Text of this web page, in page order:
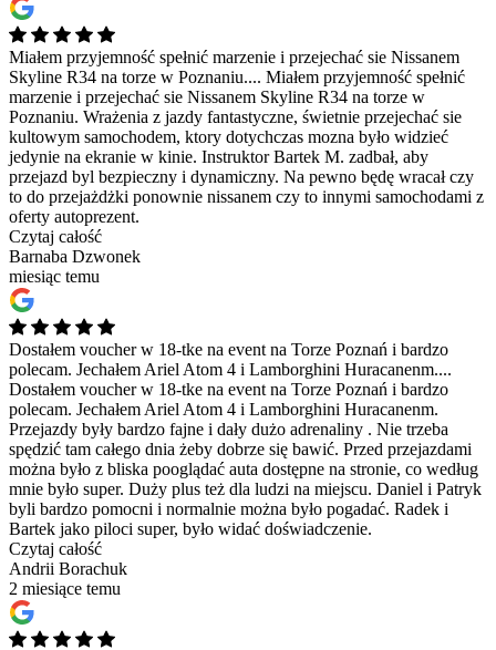
Miałem przyjemność spełnić marzenie i przejechać sie Nissanem
Skyline R34 na torze w Poznaniu.... Miałem przyjemność spełnić
marzenie i przejechać sie Nissanem Skyline R34 na torze w
Poznaniu. Wrażenia z jazdy fantastyczne, świetnie przejechać sie
kultowym samochodem, ktory dotychczas mozna było widzieć
jedynie na ekranie w kinie. Instruktor Bartek M. zadbał, aby
przejazd byl bezpieczny i dynamiczny. Na pewno będę wracał czy
to do przejażdżki ponownie nissanem czy to innymi samochodami z
oferty autoprezent.
Czytaj całość
Barnaba Dzwonek
miesiąc temu
Dostałem voucher w 18-tke na event na Torze Poznań i bardzo
polecam. Jechałem Ariel Atom 4 i Lamborghini Huracanenm....
Dostałem voucher w 18-tke na event na Torze Poznań i bardzo
polecam. Jechałem Ariel Atom 4 i Lamborghini Huracanenm.
Przejazdy były bardzo fajne i dały dużo adrenaliny . Nie trzeba
spędzić tam całego dnia żeby dobrze się bawić. Przed przejazdami
można było z bliska pooglądać auta dostępne na stronie, co według
mnie było super. Duży plus też dla ludzi na miejscu. Daniel i Patryk
byli bardzo pomocni i normalnie można było pogadać. Radek i
Bartek jako piloci super, było widać doświadczenie.
Czytaj całość
Andrii Borachuk
2 miesiące temu